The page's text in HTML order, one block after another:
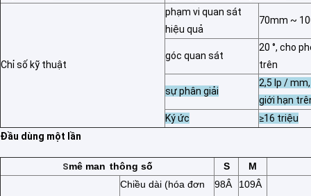
Chỉ số kỹ thuật
phạm vi quan sát
hiệu quả
70mm ~
góc quan sát
20 °, cho
trên
sự phân giải
2,5 lp /
giới hạn
Ký ức
≥16 triệu
Đầu dùng một lần
Smê man thông số S
M
Chiều dài (hóa đơn
98Â
109Â